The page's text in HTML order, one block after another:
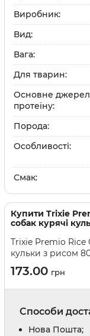
Виробник:
Вид:
Вага:
Для тварин:
Основне
протеїну:
Порода:
Особливості:
Смак:
Купити Trixie
собак курячі
Trixie Premio Rice
кульки з рисом
173.00 грн
Способи
Нова Пошта;